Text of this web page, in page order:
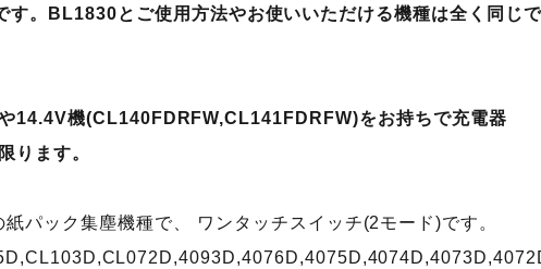
。BL1830とご使用方法やお使いいただける機種は全く同じで
14.4V機(CL140FDRFW,CL141FDRFW)をお持ちで充電器
ります。
パック集塵機種で、 ワンタッチスイッチ(2モード)です。